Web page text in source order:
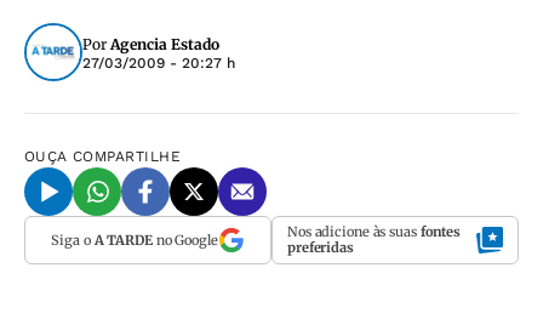
PorAgencia Estado
27/03/2009 - 20:27 h
OUÇA COMPARTILHE
Siga o A TARDEno Google Nos adicione às suas fontes
preferidas